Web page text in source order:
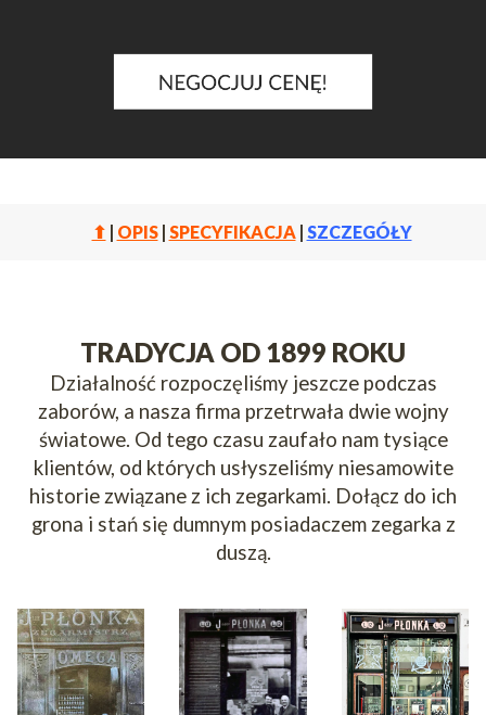
⬆ OPIS| SPECYFIKACJA| SZCZEGÓŁY
TRADYCJA OD 1899 ROKU
Działalność rozpoczęliśmy jeszcze podczas
zaborów, a nasza firma przetrwała dwie wojny
światowe. Od tego czasu zaufało nam tysiące
klientów, od których usłyszeliśmy niesamowite
historie związane z ich zegarkami. Dołącz do ich
grona i stań się dumnym posiadaczem zegarka z
duszą.